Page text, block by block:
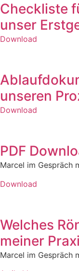
Checkliste
unser
Download
unseren
Download
PDF
Marcel im Gespräch
Download
Welches
meiner
Marcel im Gespräch